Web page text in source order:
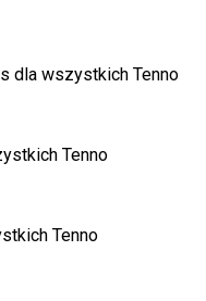
dla wszystkich Tenno
Tenno
Tenno